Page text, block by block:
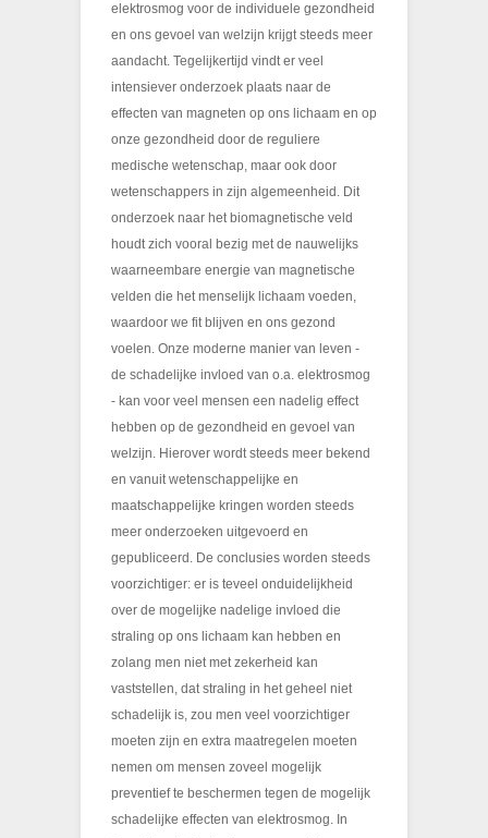
elektrosmog voor de individuele gezondheid
en ons gevoel van welzijn krijgt steeds meer
aandacht. Tegelijkertijd vindt er veel
intensiever onderzoek plaats naar de
effecten van magneten op ons lichaam en op
onze gezondheid door de reguliere
medische wetenschap, maar ook door
wetenschappers in zijn algemeenheid. Dit
onderzoek naar het biomagnetische veld
houdt zich vooral bezig met de nauwelijks
waarneembare energie van magnetische
velden die het menselijk lichaam voeden,
waardoor we fit blijven en ons gezond
voelen. Onze moderne manier van leven -
de schadelijke invloed van o.a. elektrosmog
- kan voor veel mensen een nadelig effect
hebben op de gezondheid en gevoel van
welzijn. Hierover wordt steeds meer bekend
en vanuit wetenschappelijke en
maatschappelijke kringen worden steeds
meer onderzoeken uitgevoerd en
gepubliceerd. De conclusies worden steeds
voorzichtiger: er is teveel onduidelijkheid
over de mogelijke nadelige invloed die
straling op ons lichaam kan hebben en
zolang men niet met zekerheid kan
vaststellen, dat straling in het geheel niet
schadelijk is, zou men veel voorzichtiger
moeten zijn en extra maatregelen moeten
nemen om mensen zoveel mogelijk
preventief te beschermen tegen de mogelijk
schadelijke effecten van elektrosmog. In